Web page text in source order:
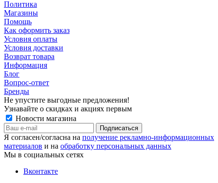
Политика
Магазины
Помощь
Как оформить заказ
Условия оплаты
Условия доставки
Возврат товара
Информация
Блог
Вопрос-ответ
Бренды
Не упустите выгодные предложения!
Узнавайте о скидках и акциях первым
Новости магазина
Я согласен/согласна на получение рекламно-информационных
материалов и на обработку персональных данных
Мы в социальных сетях
Вконтакте